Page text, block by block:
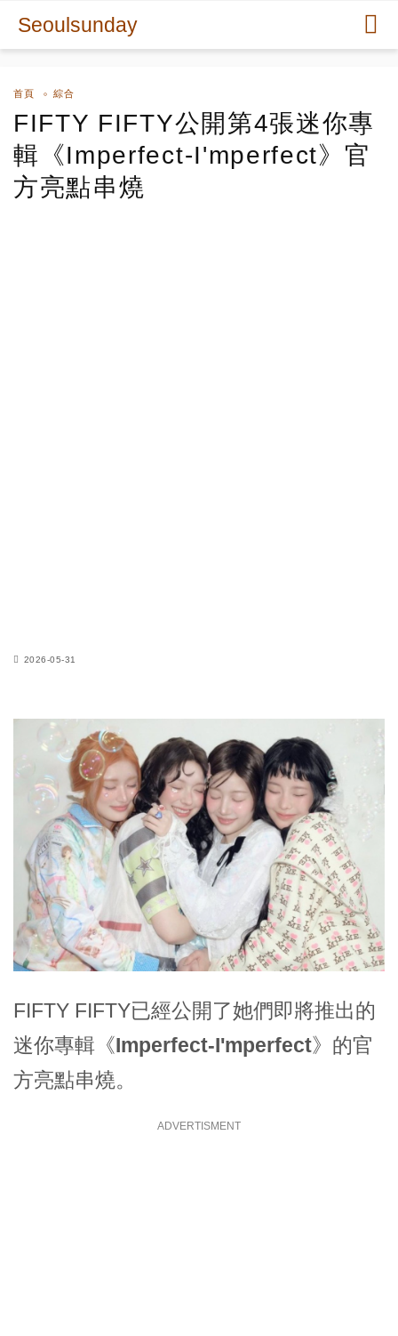
Seoulsunday
首頁 綜合
FIFTY FIFTY公開第4張迷你專
輯《Imperfect-I'mperfect》官
方亮點串燒
2026-05-31
FIFTY FIFTY已經公開了她們即將推出的
迷你專輯《Imperfect-I'mperfect》的官
方亮點串燒。
ADVERTISMENT